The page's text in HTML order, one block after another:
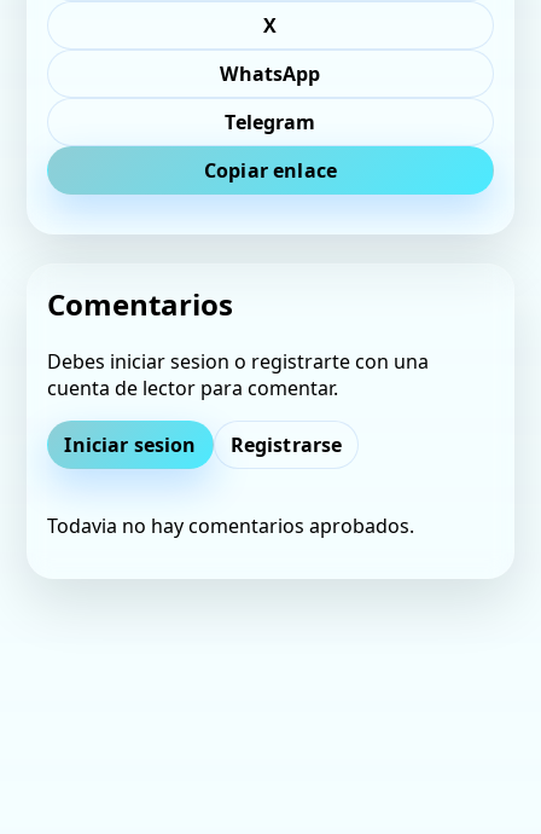
X
WhatsApp
Telegram
Copiar enlace
Comentarios
Debes iniciar sesion o registrarte con una
cuenta de lector para comentar.
Iniciar sesion Registrarse
Todavia no hay comentarios aprobados.